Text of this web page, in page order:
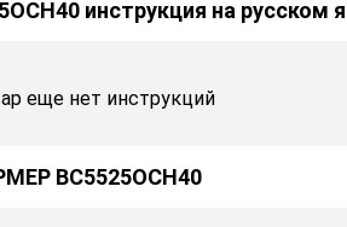
инструкция на русском
еще нет инструкций
ВС5525ОСН40